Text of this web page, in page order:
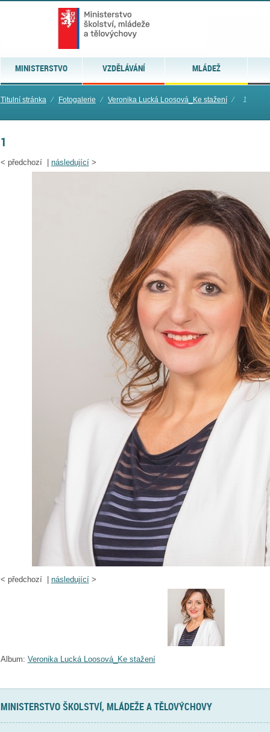
MINISTERSTVO VZDĚLÁVÁNÍ MLÁDEŽ
Titulní stránka ⁄ Fotogalerie ⁄ Veronika Lucká Loosová_Ke stažení ⁄ 1
1
< předchozí | následující>
< předchozí | následující>
Album: Veronika Lucká Loosová_Ke stažení
MINISTERSTVO ŠKOLSTVÍ, MLÁDEŽE A TĚLOVÝCHOVY